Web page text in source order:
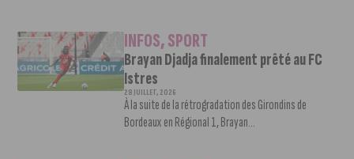
INFOS,SPORT
Brayan Djadja finalement prêté au FC
Istres
28 JUILLET, 2026
À la suite de la rétrogradation des Girondins de
Bordeaux en Régional 1, Brayan...